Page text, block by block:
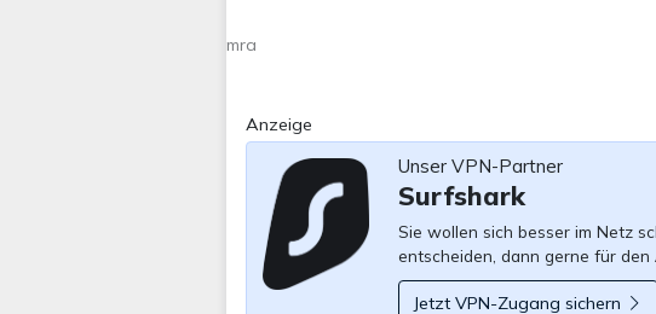
mra
Anzeige
Unser VPN-Partner
Surfshark
Sie wollen sich besser im Netz
entscheiden, dann gerne für den
Jetzt VPN-Zugang sichern